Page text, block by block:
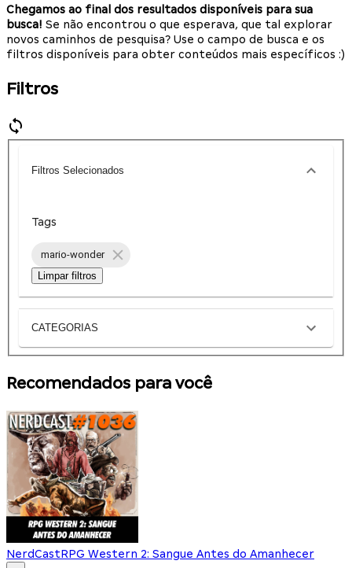
Chegamos ao final dos resultados disponíveis para sua
busca! Se não encontrou o que esperava, que tal explorar
novos caminhos de pesquisa? Use o campo de busca e os
filtros disponíveis para obter conteúdos mais específicos :)
Filtros
Filtros Selecionados
Tags
mario-wonder
Limpar filtros
CATEGORIAS
Recomendados para você
NerdCastRPG Western 2: Sangue Antes do Amanhecer